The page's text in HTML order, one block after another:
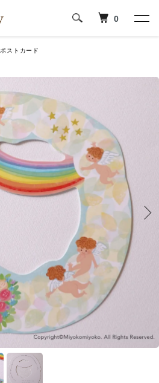
0
ポストカード